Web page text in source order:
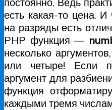
есть какая-то цена.
на разряды есть
PHP функция —
несколько
или четыре! Если
аргумент для
функция
каждыми тремя